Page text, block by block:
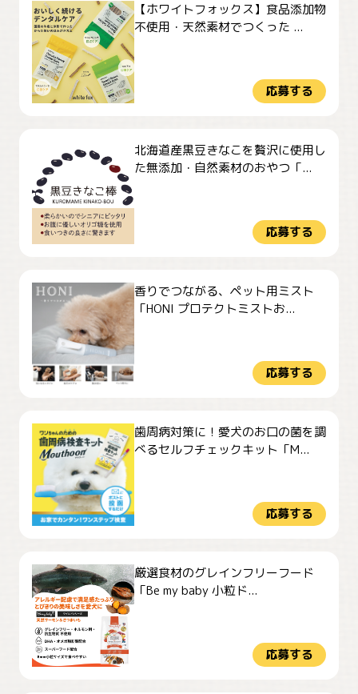
【ホワイトフォックス】食品添加物
不使用・天然素材でつくった ...
応募する
北海道産黒豆きなこを贅沢に使用し
た無添加・自然素材のおやつ「...
応募する
香りでつながる、ペット用ミスト
「HONI プロテクトミストお...
応募する
歯周病対策に！愛犬のお口の菌を調
べるセルフチェックキット「M...
応募する
厳選食材のグレインフリーフード
「Be my baby 小粒ド...
応募する